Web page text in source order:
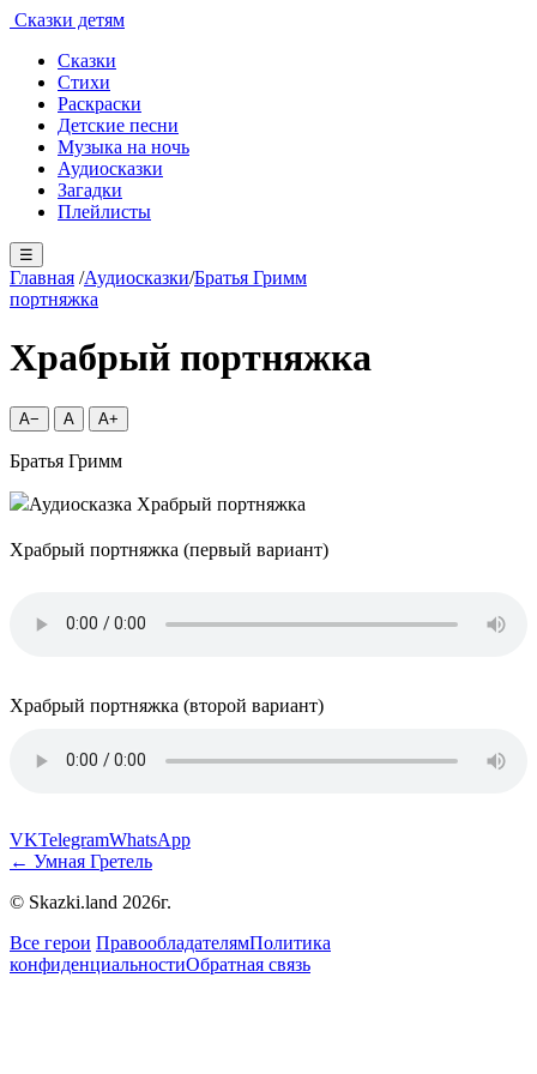
Сказки детям
Сказки
Стихи
Раскраски
Детские песни
Музыка на ночь
Аудиосказки
Загадки
Плейлисты
☰
Главная /Аудиосказки/Братья Гримм
портняжка
Храбрый портняжка
A− A A+
Братья Гримм
Храбрый портняжка (первый вариант)
Храбрый портняжка (второй вариант)
VKTelegramWhatsApp
← Умная Гретель
© Skazki.land 2026г.
Все герои ПравообладателямПолитика
конфиденциальностиОбратная связь